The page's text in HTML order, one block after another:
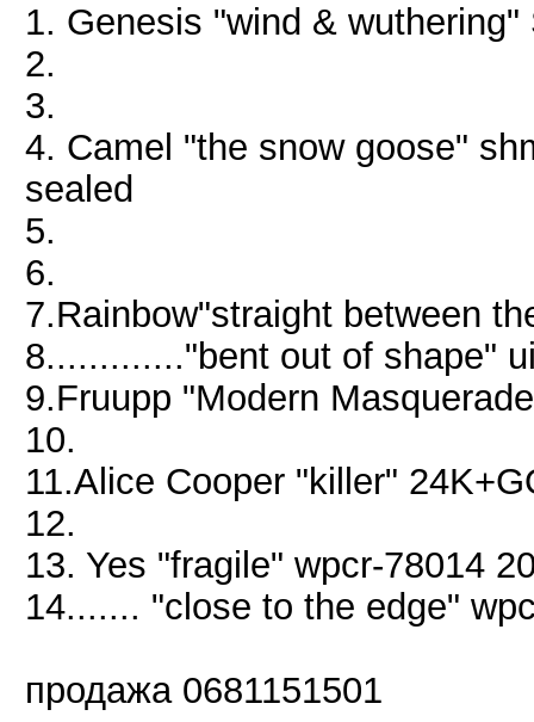
1. Genesis "wind &
2.
3.
4. Camel "the snow goose"
sealed
5.
6.
7.Rainbow"straight between
8............."bent out of shape"
9.Fruupp "Modern
10.
11.Alice Cooper "killer"
12.
13. Yes "fragile" wpcr-78014
14....... "close to the edge"
продажа 0681151501